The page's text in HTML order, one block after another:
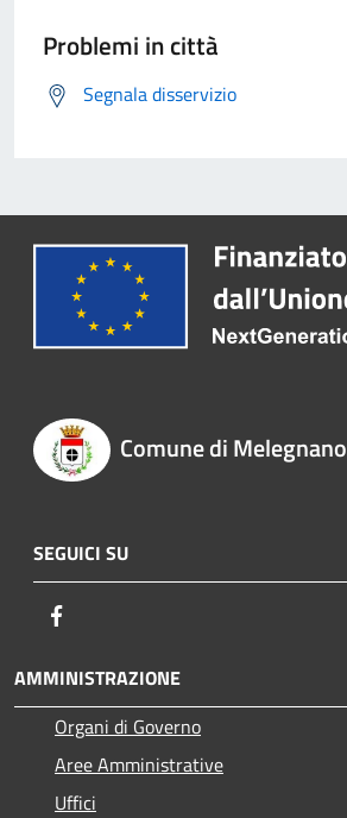
Problemi in città
Segnala disservizio
Comune di Melegnano
SEGUICI SU
AMMINISTRAZIONE
Organi di Governo
Aree Amministrative
Uffici